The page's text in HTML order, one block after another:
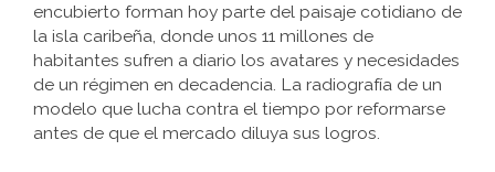
encubierto forman hoy parte del paisaje cotidiano de
la isla caribeña, donde unos 11 millones de
habitantes sufren a diario los avatares y necesidades
de un régimen en decadencia. La radiografía de un
modelo que lucha contra el tiempo por reformarse
antes de que el mercado diluya sus logros.